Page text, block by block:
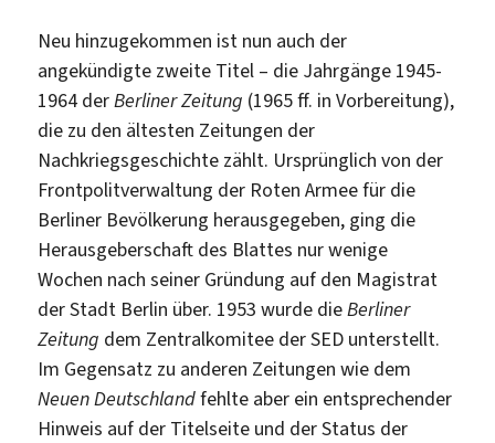
Neu hinzugekommen ist nun auch der
angekündigte zweite Titel – die Jahrgänge 1945-
1964 derBerliner Zeitung (1965 ff. in Vorbereitung),
die zu den ältesten Zeitungen der
Nachkriegsgeschichte zählt. Ursprünglich von der
Frontpolitverwaltung der Roten Armee für die
Berliner Bevölkerung herausgegeben, ging die
Herausgeberschaft des Blattes nur wenige
Wochen nach seiner Gründung auf den Magistrat
der Stadt Berlin über. 1953 wurde dieBerliner
Zeitung dem Zentralkomitee der SED unterstellt.
Im Gegensatz zu anderen Zeitungen wie dem
Neuen Deutschlandfehlte aber ein entsprechender
Hinweis auf der Titelseite und der Status der